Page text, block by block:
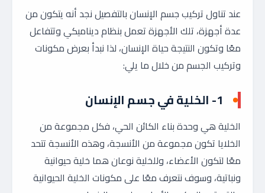
عند تناول تركيب جسم الإنسان بالتفصيل نجد أنه يتكون من
عدة أجهزة، تلك الأجهزة تعمل بنظام ديناميكي وتتفاعل
معًا وتكون النتيجة حياة الإنسان، لذا نبدأ بعرض مكونات
وتركيب الجسم من خلال ما يلي:
1- الخلية في جسم الإنسان
الخلية هي وحدة بناء الكائن الحي، فكل مجموعة من
الخلايا تكون مجموعة من الأنسجة، وهذه الأنسجة تتحد
معًا لتكون الأعضاء، وللخلية نوعان هما خلية حيوانية
ونباتية، وسوف نتعرف معًا على مكونات الخلية الحيوانية